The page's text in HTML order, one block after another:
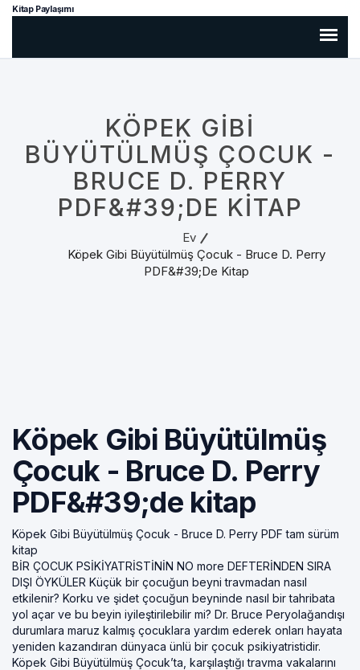
Kitap Paylaşımı
KÖPEK GIBI
BÜYÜTÜLMÜŞ ÇOCUK -
BRUCE D. PERRY
PDF&#39;DE KITAP
Ev
Köpek Gibi Büyütülmüş Çocuk - Bruce D. Perry
PDF&#39;de Kitap
Köpek Gibi Büyütülmüş
Çocuk - Bruce D. Perry
PDF&#39;de kitap
Köpek Gibi Büyütülmüş Çocuk - Bruce D. Perry PDF tam sürüm
kitap
BİR ÇOCUK PSİKİYATRİSTİNİN NO more DEFTERİNDEN SIRA
DIŞI ÖYKÜLER Küçük bir çocuğun beyni travmadan nasıl
etkilenir? Korku ve şidet çocuğun beyninde nasıl bir tahribata
yol açar ve bu beyin iyileştirilebilir mi? Dr. Bruce Peryolağandışı
durumlara maruz kalmış çocuklara yardım ederek onları hayata
yeniden kazandıran dünyaca ünlü bir çocuk psikiyatristidir.
Köpek Gibi Büyütülmüş Çocuk’ta, karşılaştığı travma vakalarını